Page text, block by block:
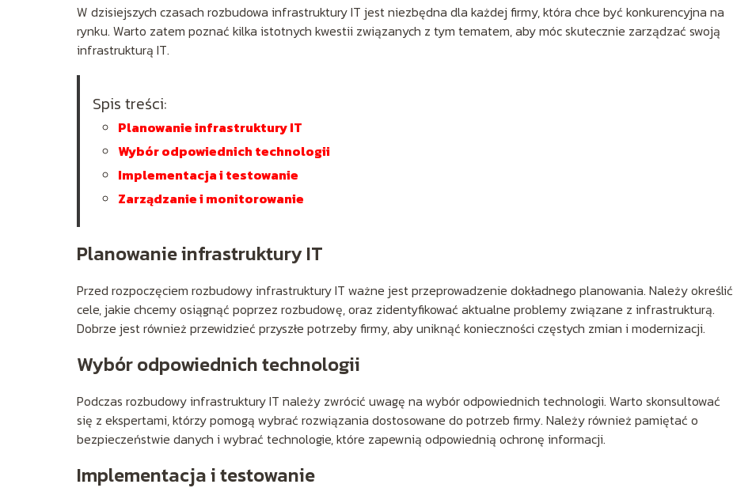
W dzisiejszych czasach rozbudowa infrastruktury IT jest niezbędna dla każdej firmy, która chce być konkurencyjna na
rynku. Warto zatem poznać kilka istotnych kwestii związanych z tym tematem, aby móc skutecznie zarządzać swoją
infrastrukturą IT.
Spis treści:
Planowanie infrastruktury IT
Wybór odpowiednich technologii
Implementacja i testowanie
Zarządzanie i monitorowanie
Planowanie infrastruktury IT
Przed rozpoczęciem rozbudowy infrastruktury IT ważne jest przeprowadzenie dokładnego planowania. Należy określić
cele, jakie chcemy osiągnąć poprzez rozbudowę, oraz zidentyfikować aktualne problemy związane z infrastrukturą.
Dobrze jest również przewidzieć przyszłe potrzeby firmy, aby uniknąć konieczności częstych zmian i modernizacji.
Wybór odpowiednich technologii
Podczas rozbudowy infrastruktury IT należy zwrócić uwagę na wybór odpowiednich technologii. Warto skonsultować
się z ekspertami, którzy pomogą wybrać rozwiązania dostosowane do potrzeb firmy. Należy również pamiętać o
bezpieczeństwie danych i wybrać technologie, które zapewnią odpowiednią ochronę informacji.
Implementacja i testowanie